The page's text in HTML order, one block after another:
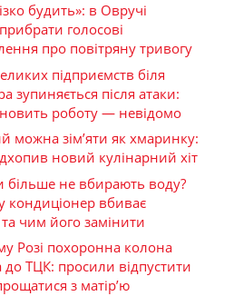
будить»: в Овручі
голосові
про повітряну тривогу
підприємств біля
зупиняється після атаки:
роботу — невідомо
можна зім’яти як хмаринку:
новий кулінарний хіт
більше не вбирають воду?
кондиціонер вбиває
чим його замінити
Розі похоронна колона
до ТЦК: просили відпустити
з матір’ю